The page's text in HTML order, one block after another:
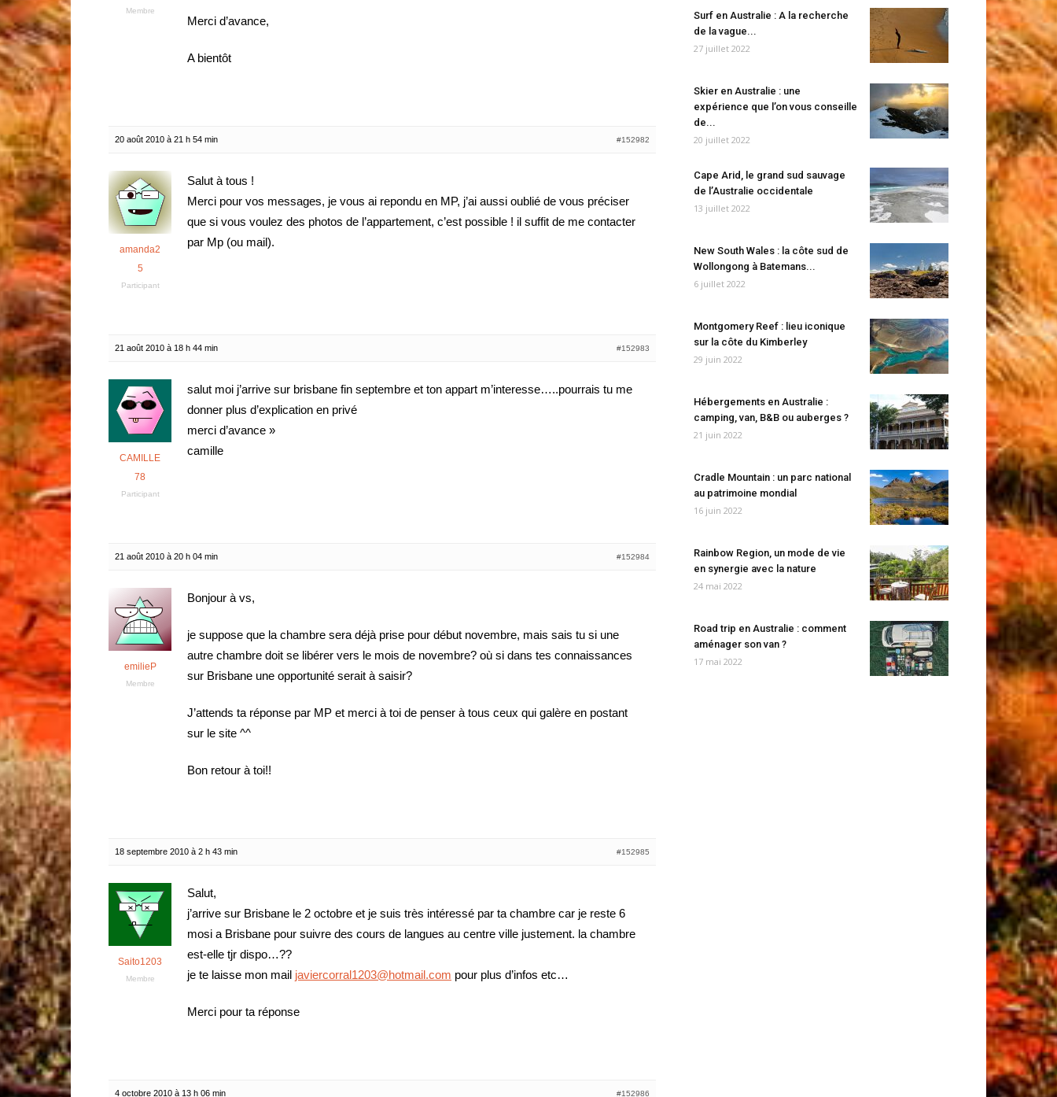
Membre
Merci d’avance,
A bientôt
20 août 2010 à 21 h 54 min #152982
amanda2
5
Participant
Salut à tous !
Merci pour vos messages, je vous ai repondu en MP, j’ai aussi oublié de vous préciser
que si vous voulez des photos de l’appartement, c’est possible ! il suffit de me contacter
par Mp (ou mail).
21 août 2010 à 18 h 44 min #152983
CAMILLE
78
Participant
salut moi j’arrive sur brisbane fin septembre et ton appart m’interesse…..pourrais tu me
donner plus d’explication en privé
merci d’avance »
camille
21 août 2010 à 20 h 04 min #152984
emilieP
Membre
Bonjour à vs,
je suppose que la chambre sera déjà prise pour début novembre, mais sais tu si une
autre chambre doit se libérer vers le mois de novembre? où si dans tes connaissances
sur Brisbane une opportunité serait à saisir?
J’attends ta réponse par MP et merci à toi de penser à tous ceux qui galère en postant
sur le site ^^
Bon retour à toi!!
18 septembre 2010 à 2 h 43 min #152985
Saito1203
Membre
Salut,
j’arrive sur Brisbane le 2 octobre et je suis très intéressé par ta chambre car je reste 6
mosi a Brisbane pour suivre des cours de langues au centre ville justement. la chambre
est-elle tjr dispo…??
je te laisse mon mail javiercorral1203@hotmail.com pour plus d’infos etc…
Merci pour ta réponse
4 octobre 2010 à 13 h 06 min #152986
Surf en Australie : A la recherche
de la vague...
27 juillet 2022
Skier en Australie : une
expérience que l’on vous conseille
de...
20 juillet 2022
Cape Arid, le grand sud sauvage
de l’Australie occidentale
13 juillet 2022
New South Wales : la côte sud de
Wollongong à Batemans...
6 juillet 2022
Montgomery Reef : lieu iconique
sur la côte du Kimberley
29 juin 2022
Hébergements en Australie :
camping, van, B&B ou auberges ?
21 juin 2022
Cradle Mountain : un parc national
au patrimoine mondial
16 juin 2022
Rainbow Region, un mode de vie
en synergie avec la nature
24 mai 2022
Road trip en Australie : comment
aménager son van ?
17 mai 2022